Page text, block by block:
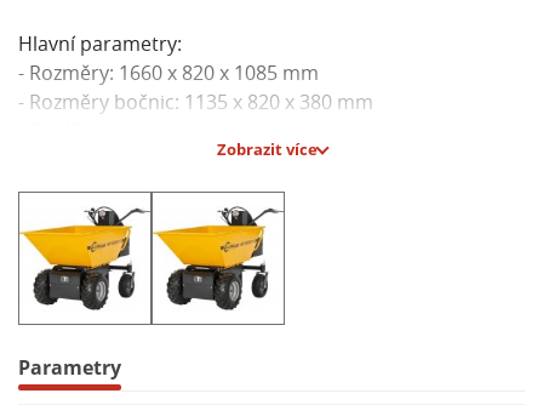
Hlavní parametry:
- Rozměry: 1660 x 820 x 1085 mm
- Rozměry bočnic: 1135 x 820 x 380 mm
- Max. doba provozu: 8 h
- Doba nabíjení: cca 7 h
- Tlak pneumatik: vpředu 6.50 - 8, vzadu 3.5 - 4
Výhody:
- Tichý provoz
- Ekologicky šetrný
Zobrazit více
Parametry